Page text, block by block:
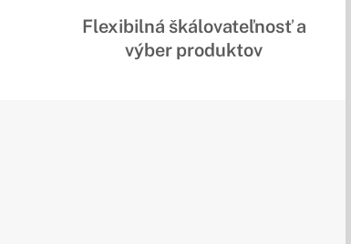
Flexibilná škálovateľnosť a
výber produktov